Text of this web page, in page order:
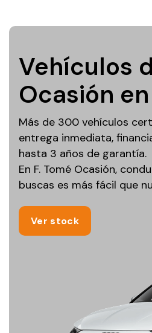
Vehículos
Ocasión en
Más de 300 vehículos
entrega inmediata,
hasta 3 años de garantía.
En F. Tomé Ocasión,
buscas es más fácil que
Ver stock